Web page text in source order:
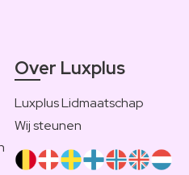
Over Luxplus
Luxplus Lidmaatschap
Wij steunen